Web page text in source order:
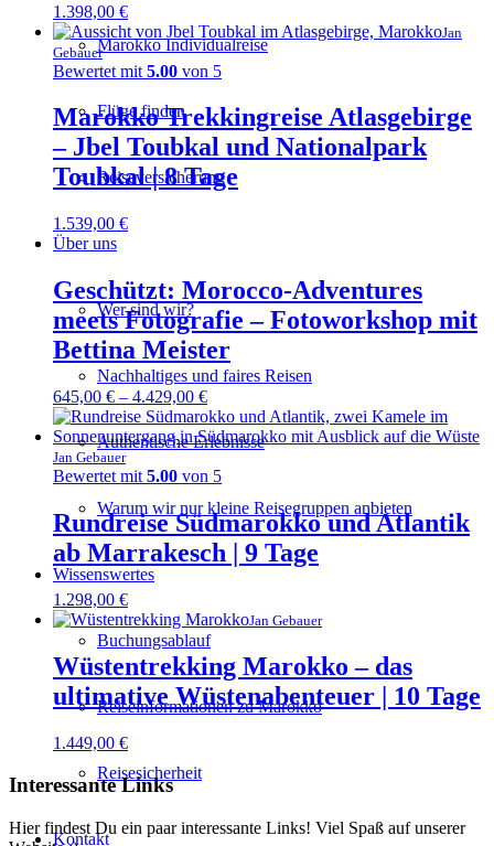
Marokko Individualreise
Flüge finden
Reiseversicherung
Über uns
Wer sind wir?
Nachhaltiges und faires Reisen
Authentische Erlebnisse
Warum wir nur kleine Reisegruppen anbieten
Wissenswertes
Buchungsablauf
Reiseinformationen zu Marokko
Reisesicherheit
Kontakt
1.398,00 €
Jan
Gebauer
Bewertet mit 5.00 von 5
Marokko Trekkingreise Atlasgebirge
– Jbel Toubkal und Nationalpark
Toubkal | 8 Tage
1.539,00 €
Geschützt: Morocco-Adventures
meets Fotografie – Fotoworkshop mit
Bettina Meister
645,00 € – 4.429,00 €
Jan Gebauer
Bewertet mit 5.00 von 5
Rundreise Südmarokko und Atlantik
ab Marrakesch | 9 Tage
1.298,00 €
Jan Gebauer
Wüstentrekking Marokko – das
ultimative Wüstenabenteuer | 10 Tage
1.449,00 €
Interessante Links
Hier findest Du ein paar interessante Links! Viel Spaß auf unserer